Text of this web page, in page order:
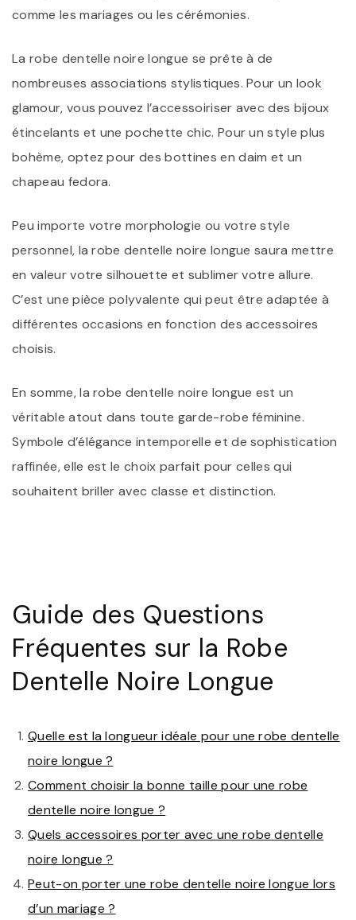
comme les mariages ou les cérémonies.
La robe dentelle noire longue se prête à de
nombreuses associations stylistiques. Pour un look
glamour, vous pouvez l’accessoiriser avec des bijoux
étincelants et une pochette chic. Pour un style plus
bohème, optez pour des bottines en daim et un
chapeau fedora.
Peu importe votre morphologie ou votre style
personnel, la robe dentelle noire longue saura mettre
en valeur votre silhouette et sublimer votre allure.
C’est une pièce polyvalente qui peut être adaptée à
différentes occasions en fonction des accessoires
choisis.
En somme, la robe dentelle noire longue est un
véritable atout dans toute garde-robe féminine.
Symbole d’élégance intemporelle et de sophistication
raffinée, elle est le choix parfait pour celles qui
souhaitent briller avec classe et distinction.
Guide des Questions
Fréquentes sur la Robe
Dentelle Noire Longue
Quelle est la longueur idéale pour une robe dentelle
noire longue ?
Comment choisir la bonne taille pour une robe
dentelle noire longue ?
Quels accessoires porter avec une robe dentelle
noire longue ?
Peut-on porter une robe dentelle noire longue lors
d’un mariage ?